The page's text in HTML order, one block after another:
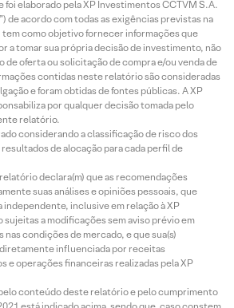
foi elaborado pela XP Investimentos CCTVM S.A.
de acordo com todas as exigências previstas na
como objetivo fornecer informações que
a tomar sua própria decisão de investimento, não
oferta ou solicitação de compra e/ou venda de
contidas neste relatório são consideradas
e foram obtidas de fontes públicas. A XP
por qualquer decisão tomada pelo
relatório.
considerando a classificação de risco dos
de alocação para cada perfil de
declara(m) que as recomendações
suas análises e opiniões pessoais, que
independente, inclusive em relação à XP
a modificações sem aviso prévio em
condições de mercado, e que sua(s)
influenciada por receitas
e operações financeiras realizadas pela XP
conteúdo deste relatório e pelo cumprimento